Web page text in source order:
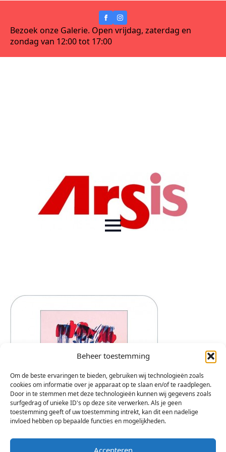
Beheer toestemming
Om de beste ervaringen te bieden, gebruiken wij technologieën zoals
cookies om informatie over je apparaat op te slaan en/of te raadplegen.
Door in te stemmen met deze technologieën kunnen wij gegevens zoals
surfgedrag of unieke ID's op deze site verwerken. Als je geen
toestemming geeft of uw toestemming intrekt, kan dit een nadelige
invloed hebben op bepaalde functies en mogelijkheden.
Accepteren
Bezoek onze Galerie. Open vrijdag, zaterdag en
zondag van 12:00 tot 17:00